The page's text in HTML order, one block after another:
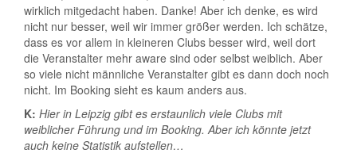
wirklich mitgedacht haben. Danke! Aber ich denke, es wird
nicht nur besser, weil wir immer größer werden. Ich schätze,
dass es vor allem in kleineren Clubs besser wird, weil dort
die Veranstalter mehr aware sind oder selbst weiblich. Aber
so viele nicht männliche Veranstalter gibt es dann doch noch
nicht. Im Booking sieht es kaum anders aus.
K: Hier in Leipzig gibt es erstaunlich viele Clubs mit
weiblicher Führung und im Booking. Aber ich könnte jetzt
auch keine Statistik aufstellen…